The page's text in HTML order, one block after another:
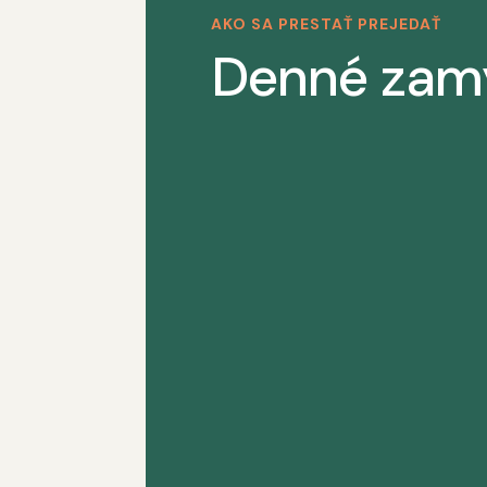
AKO SA PRESTAŤ PREJEDAŤ
Denné